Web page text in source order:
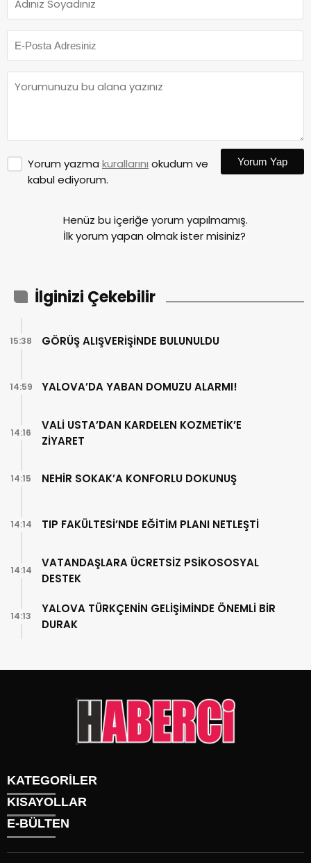
Yorum yazma kurallarını okudum ve
kabul ediyorum.
Yorum Yap
Henüz bu içeriğe yorum yapılmamış.
İlk yorum yapan olmak ister misiniz?
İlginizi Çekebilir
GÖRÜŞ ALIŞVERİŞİNDE BULUNULDU
15:38
YALOVA’DA YABAN DOMUZU ALARMI!
14:59
VALİ USTA’DAN KARDELEN KOZMETİK’E
ZİYARET
14:16
NEHİR SOKAK’A KONFORLU DOKUNUŞ
14:15
TIP FAKÜLTESİ’NDE EĞİTİM PLANI NETLEŞTİ
14:14
VATANDAŞLARA ÜCRETSİZ PSİKOSOSYAL
DESTEK
14:14
YALOVA TÜRKÇENİN GELİŞİMİNDE ÖNEMLİ BİR
DURAK
14:13
KATEGORİLER
Gündem
Siyaset
KISAYOLLAR
Künye
Üyelik
E-BÜLTEN